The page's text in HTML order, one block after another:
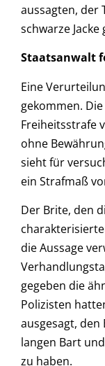
aussagten, der
schwarze Jacke
Staatsanwalt
Eine
gekommen.
Freiheitsstrafe
ohne
sieht für
ein Strafmaß
Der Brite, den
die Aussage
gegeben die
Polizisten
ausgesagt,
langen Bart
zu haben.